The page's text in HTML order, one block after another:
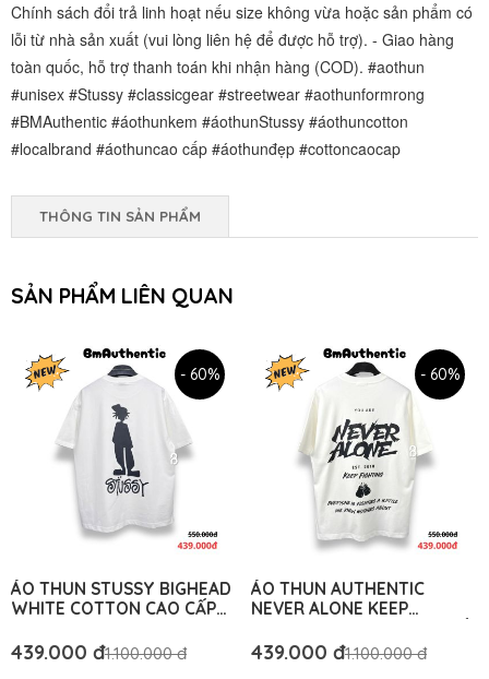
Chính sách đổi trả linh hoạt nếu size không vừa hoặc sản phẩm có
lỗi từ nhà sản xuất (vui lòng liên hệ để được hỗ trợ). - Giao hàng
toàn quốc, hỗ trợ thanh toán khi nhận hàng (COD). #aothun
#unisex #Stussy #classicgear #streetwear #aothunformrong
#BMAuthentic #áothunkem #áothunStussy #áothuncotton
#localbrand #áothuncao cấp #áothunđẹp #cottoncaocap
THÔNG TIN SẢN PHẨM
SẢN PHẨM LIÊN QUAN
- 60%
ÁO THUN STUSSY BIGHEAD
WHITE COTTON CAO CẤP
AUTHENTIC
439.000 đ1.100.000 đ
- 60%
ÁO THUN AUTHENTIC
NEVER ALONE KEEP
FORM RỘNG - BM
AUTHENTIC
439.000 đ1.100.000 đ